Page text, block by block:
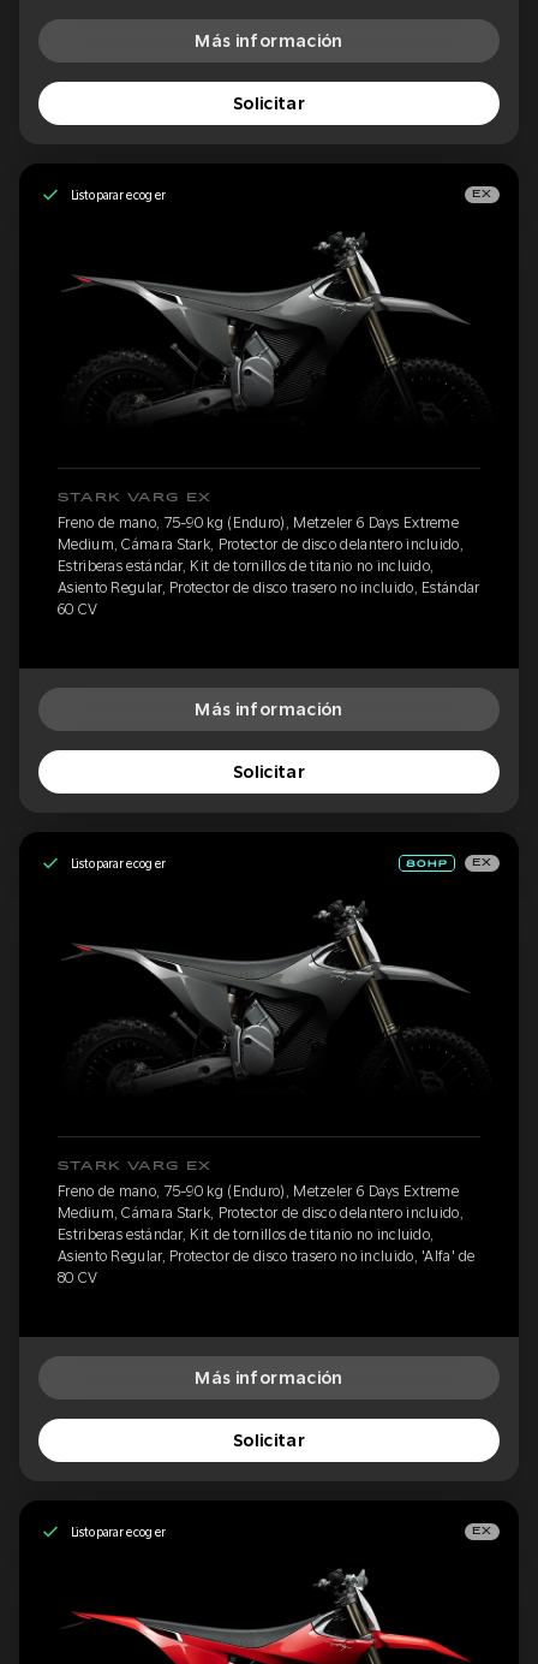
Más información
Solicitar
Listo para recoger EX
STARK VARG EX
Freno de mano, 75-90 kg (Enduro), Metzeler 6 Days Extreme
Medium, Cámara Stark, Protector de disco delantero incluido,
Estriberas estándar, Kit de tornillos de titanio no incluido,
Asiento Regular, Protector de disco trasero no incluido, Estándar
60 CV
Más información
Solicitar
Listo para recoger EX
STARK VARG EX
Freno de mano, 75-90 kg (Enduro), Metzeler 6 Days Extreme
Medium, Cámara Stark, Protector de disco delantero incluido,
Estriberas estándar, Kit de tornillos de titanio no incluido,
Asiento Regular, Protector de disco trasero no incluido, 'Alfa' de
80 CV
Más información
Solicitar
Listo para recoger EX